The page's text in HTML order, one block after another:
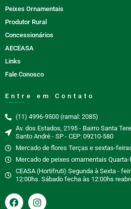
Peixes Ornamentais
Produtor Rural
Concessionários
AECEASA
Links
Fale Conosco
Entre em Contato
(11) 4996-9500 (ramal: 2085)
Av. dos Estados, 2195 - Bairro Santa
Santo André - SP - CEP: 09210-580
Mercado de flores Terças e sextas-
Mercado de peixes ornamentais
CEASA (Hortifruti) Segunda à Sexta -
12:00hs. Sábado fecha às 12:00hs